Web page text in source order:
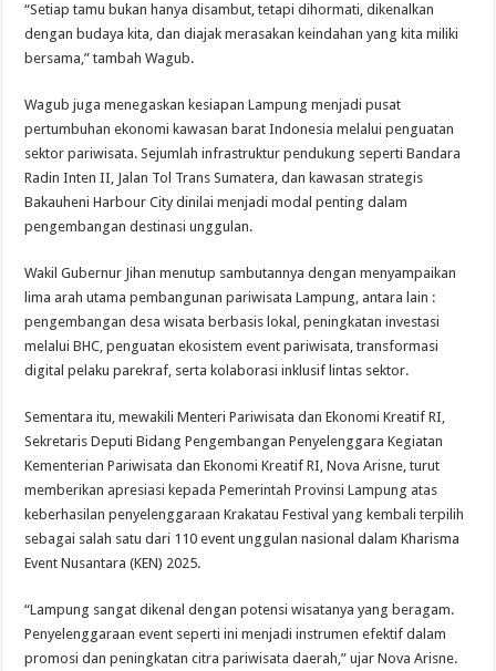
“Setiap tamu bukan hanya disambut, tetapi dihormati, dikenalkan
dengan budaya kita, dan diajak merasakan keindahan yang kita miliki
bersama,” tambah Wagub.
Wagub juga menegaskan kesiapan Lampung menjadi pusat
pertumbuhan ekonomi kawasan barat Indonesia melalui penguatan
sektor pariwisata. Sejumlah infrastruktur pendukung seperti Bandara
Radin Inten II, Jalan Tol Trans Sumatera, dan kawasan strategis
Bakauheni Harbour City dinilai menjadi modal penting dalam
pengembangan destinasi unggulan.
Wakil Gubernur Jihan menutup sambutannya dengan menyampaikan
lima arah utama pembangunan pariwisata Lampung, antara lain :
pengembangan desa wisata berbasis lokal, peningkatan investasi
melalui BHC, penguatan ekosistem event pariwisata, transformasi
digital pelaku parekraf, serta kolaborasi inklusif lintas sektor.
Sementara itu, mewakili Menteri Pariwisata dan Ekonomi Kreatif RI,
Sekretaris Deputi Bidang Pengembangan Penyelenggara Kegiatan
Kementerian Pariwisata dan Ekonomi Kreatif RI, Nova Arisne, turut
memberikan apresiasi kepada Pemerintah Provinsi Lampung atas
keberhasilan penyelenggaraan Krakatau Festival yang kembali terpilih
sebagai salah satu dari 110 event unggulan nasional dalam Kharisma
Event Nusantara (KEN) 2025.
“Lampung sangat dikenal dengan potensi wisatanya yang beragam.
Penyelenggaraan event seperti ini menjadi instrumen efektif dalam
promosi dan peningkatan citra pariwisata daerah,” ujar Nova Arisne.